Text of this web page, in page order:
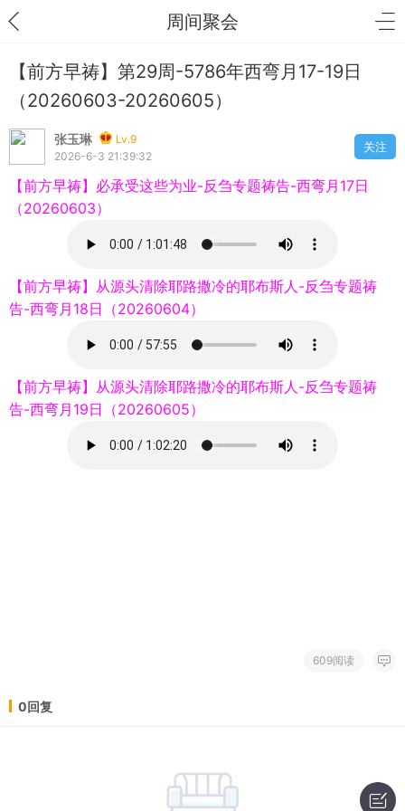
周间聚会
【前方早祷】第29周-5786年西弯月17-19日
（20260603-20260605）
张玉琳
Lv.9
2026-6-3 21:39:32
关注
【前方早祷】必承受这些为业-反刍专题祷告-西弯月17日
（20260603）
【前方早祷】从源头清除耶路撒冷的耶布斯人-反刍专题祷
告-西弯月18日（20260604）
【前方早祷】从源头清除耶路撒冷的耶布斯人-反刍专题祷
告-西弯月19日（20260605）
609阅读
0回复